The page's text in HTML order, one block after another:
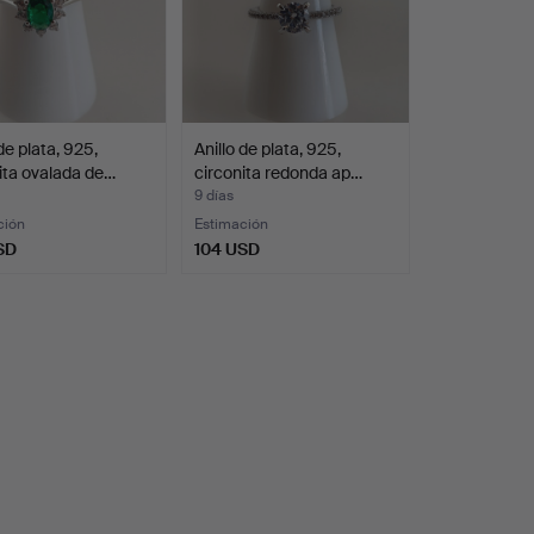
plata, 925,
ovalada de…
Anillo de plata, 925,
circonita redonda ap…
9 días
Estimación
104 USD